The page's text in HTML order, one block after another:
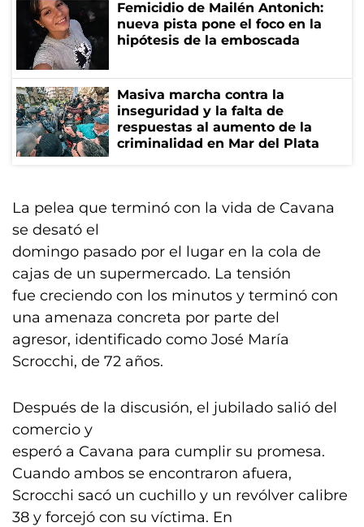
Femicidio de Mailén Antonich:
nueva pista pone el foco en la
hipótesis de la emboscada
Masiva marcha contra la
inseguridad y la falta de
respuestas al aumento de la
criminalidad en Mar del Plata
La pelea que terminó con la vida de Cavana
se desató el
domingo pasado por el lugar en la cola de
cajas de un supermercado. La tensión
fue creciendo con los minutos y terminó con
una amenaza concreta por parte del
agresor, identificado como José María
Scrocchi, de 72 años.
Después de la discusión, el jubilado salió del
comercio y
esperó a Cavana para cumplir su promesa.
Cuando ambos se encontraron afuera,
Scrocchi sacó un cuchillo y un revólver calibre
38 y forcejó con su víctima. En